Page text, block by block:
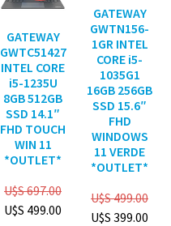
GATEWAY
GWTC51427
INTEL CORE
i5-1235U
8GB 512GB
SSD 14.1″
FHD TOUCH
WIN 11
*OUTLET*
U$S697.00
U$S 499.00
GATEWAY
GWTN156-
1GR INTEL
CORE i5-
1035G1
16GB 256GB
SSD 15.6″
FHD
WINDOWS
11 VERDE
*OUTLET*
U$S499.00
U$S 399.00